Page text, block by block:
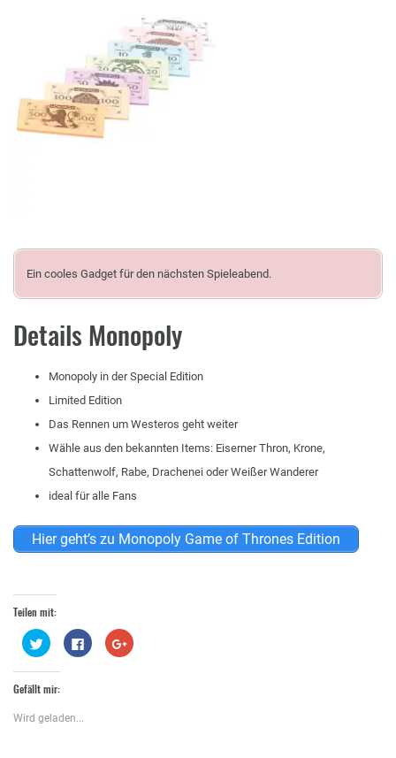
Ein cooles Gadget für den nächsten Spieleabend.
Details Monopoly
Monopoly in der Special Edition
Limited Edition
Das Rennen um Westeros geht weiter
Wähle aus den bekannten Items: Eiserner Thron, Krone,
Schattenwolf, Rabe, Drachenei oder Weißer Wanderer
ideal für alle Fans
Hier geht’s zu Monopoly Game of Thrones Edition
Teilen mit:
Klick,
um
Twitter
zu
teilen
in
neuem
Klick,
um
Zum
Teilen
Gefällt mir:
Wird geladen...